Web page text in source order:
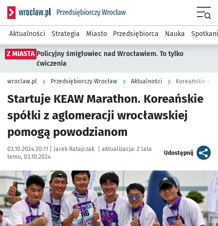
Serwis informacyjny wroclaw.pl podserwis: Strategia
Aktualności Strategia Miasto Przedsiębiorca Nauka
Z MIASTA Policyjny śmigłowiec nad Wrocławiem. To tylko
ćwiczenia
wroclaw.pl Przedsiębiorczy Wrocław Aktualności Koreańskie
Startuje KEAW Marathon. Koreańskie
spółki z aglomeracji wrocławskiej
pomogą powodzianom
Data publikacji:
03.10.2024 20:11 | Autor:
Jarek Ratajczak aktualizacja: 2 lata
temu, 03.10.2024
Udostępnijartykuł
Kliknij, aby powiększyć